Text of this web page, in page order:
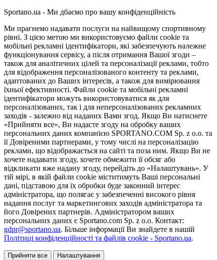
Sportano.ua - Ми дбаємо про вашу конфіденційність
Ми прагнемо надавати послуги на найвищому спортивному
рівні. З цією метою ми використовуємо файли cookie та
мобільні рекламні ідентифікатори, які забезпечують належне
функціонування сервісу, а після отримання Вашої згоди –
також для аналітичних цілей та персоналізації реклами, тобто
для відображення персоналізованого контенту та реклами,
адаптованих до Ваших інтересів, а також для вимірювання
їхньої ефективності. Файли cookie та мобільні рекламні
ідентифікатори можуть використовуватися як для
персоналізованих, так і для неперсоналізованих рекламних
заходів - залежно від наданих Вами згод. Якщо Ви натиснете
«Прийняти все», Ви надасте згоду на обробку ваших
персональних даних компанією SPORTANO.COM Sp. z o.o. та
її Довіреними партнерами, у тому числі на персоналізацію
реклами, що відображається на сайті та поза ним. Якщо Ви не
хочете надавати згоду, хочете обмежити її обсяг або
відкликати вже надану згоду, перейдіть до «Налаштувань». У
тій мірі, в якій файли cookie міститимуть Ваші персональні
дані, підставою для їх обробки буде законний інтерес
адміністратора, що полягає у забезпеченні високого рівня
надання послуг та маркетингових заходів адміністратора та
його Довірених партнерів. Адміністратором ваших
персональних даних є Sportano.com Sp. z o.o. Контакт:
gdpr@sportano.ua. Більше інформації Ви знайдете в нашій
Політиці конфіденційності та файлів cookie - Sportano.ua.
Прийняти все Налаштування